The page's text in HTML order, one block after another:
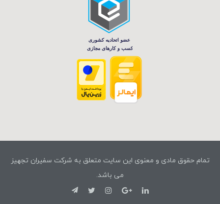
تمام حقوق مادی و معنوی این سایت متعلق به شرکت سفیران تجهیز
می باشد.